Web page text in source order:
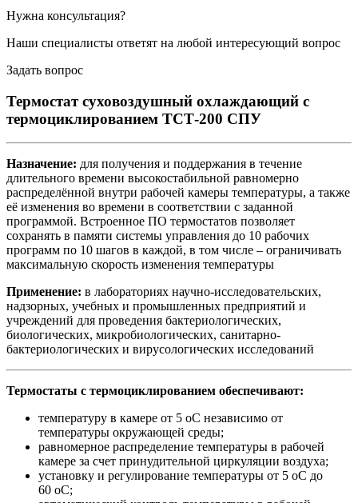
Нужна консультация?
Наши специалисты ответят на любой интересующий вопрос
Задать вопрос
Термостат суховоздушный охлаждающий с
термоциклированием ТСТ-200 СПУ
Назначение: для получения и поддержания в течение
длительного времени высокостабильной равномерно
распределённой внутри рабочей камеры температуры, а также
её изменения во времени в соответствии с заданной
программой. Встроенное ПО термостатов позволяет
сохранять в памяти системы управления до 10 рабочих
программ по 10 шагов в каждой, в том числе – ограничивать
максимальную скорость изменения температуры
Применение: в лабораториях научно-исследовательских,
надзорных, учебных и промышленных предприятий и
учреждений для проведения бактериологических,
биологических, микробиологических, санитарно-
бактериологических и вирусологических исследований
Термостаты с термоциклированием обеспечивают:
температуру в камере от 5 оС независимо от
температуры окружающей среды;
равномерное распределение температуры в рабочей
камере за счет принудительной циркуляции воздуха;
установку и регулирование температуры от 5 оС до
60 оС;